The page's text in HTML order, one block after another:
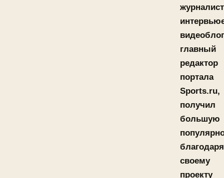
главный
редактор
портала
Sports.ru,
получил
большую
благодаря
своему
проекту